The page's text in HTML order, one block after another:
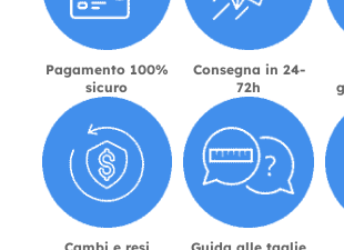
Pagamento 100%
sicuro
Consegna in 24-
72h